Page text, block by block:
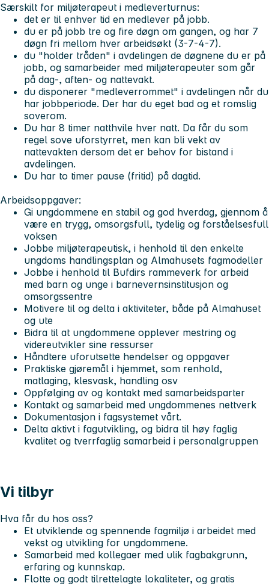
Særskilt for miljøterapeut i medleverturnus:
det er til enhver tid en medlever på jobb.
du er på jobb tre og fire døgn om gangen, og har 7
døgn fri mellom hver arbeidsøkt (3-7-4-7).
du "holder tråden" i avdelingen de døgnene du er på
jobb, og samarbeider med miljøterapeuter som går
på dag-, aften- og nattevakt.
du disponerer "medleverrommet" i avdelingen når du
har jobbperiode. Der har du eget bad og et romslig
soverom.
Du har 8 timer natthvile hver natt. Da får du som
regel sove uforstyrret, men kan bli vekt av
nattevakten dersom det er behov for bistand i
avdelingen.
Du har to timer pause (fritid) på dagtid.
Arbeidsoppgaver:
Gi ungdommene en stabil og god hverdag, gjennom å
være en trygg, omsorgsfull, tydelig og forståelsesfull
voksen
Jobbe miljøterapeutisk, i henhold til den enkelte
ungdoms handlingsplan og Almahusets fagmodeller
Jobbe i henhold til Bufdirs rammeverk for arbeid
med barn og unge i barnevernsinstitusjon og
omsorgssentre
Motivere til og delta i aktiviteter, både på Almahuset
og ute
Bidra til at ungdommene opplever mestring og
videreutvikler sine ressurser
Håndtere uforutsette hendelser og oppgaver
Praktiske gjøremål i hjemmet, som renhold,
matlaging, klesvask, handling osv
Oppfølging av og kontakt med samarbeidsparter
Kontakt og samarbeid med ungdommenes nettverk
Dokumentasjon i fagsystemet vårt.
Delta aktivt i fagutvikling, og bidra til høy faglig
kvalitet og tverrfaglig samarbeid i personalgruppen
Vi tilbyr
Hva får du hos oss?
Et utviklende og spennende fagmiljø i arbeidet med
vekst og utvikling for ungdommene.
Samarbeid med kollegaer med ulik fagbakgrunn,
erfaring og kunnskap.
Flotte og godt tilrettelagte lokaliteter, og gratis